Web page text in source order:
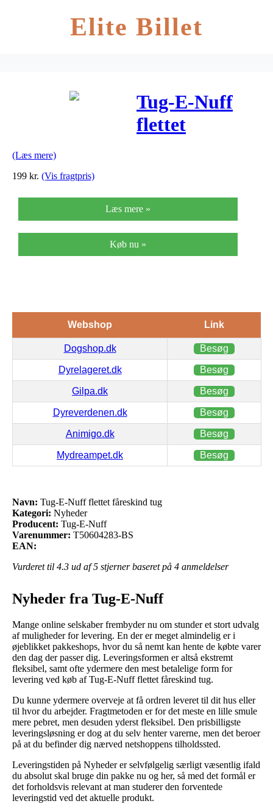
Elite Billet
Tug-E-Nuff
flettet
(Læs mere)
199 kr. (Vis fragtpris)
Læs mere »
Køb nu »
Webshop Link
Dogshop.dk Besøg
Dyrelageret.dk Besøg
Gilpa.dk Besøg
Dyreverdenen.dk Besøg
Animigo.dk Besøg
Mydreampet.dk Besøg
Navn: Tug-E-Nuff flettet fåreskind tug
Kategori: Nyheder
Producent: Tug-E-Nuff
Varenummer: T50604283-BS
EAN:
Vurderet til 4.3 ud af 5 stjerner baseret på 4 anmeldelser
Nyheder fra Tug-E-Nuff
Mange online selskaber frembyder nu om stunder et stort udvalg
af muligheder for levering. En der er meget almindelig er i
øjeblikket pakkeshops, hvor du så nemt kan hente de købte varer
den dag der passer dig. Leveringsformen er altså ekstremt
fleksibel, samt ofte ydermere den mest betalelige form for
levering ved køb af Tug-E-Nuff flettet fåreskind tug.
Du kunne ydermere overveje at få ordren leveret til dit hus eller
til hvor du arbejder. Fragtmetoden er for det meste en lille smule
mere pebret, men desuden yderst fleksibel. Den prisbilligste
leveringsløsning er dog at du selv henter varerne, men det beroer
på at du befinder dig nærved netshoppens tilholdssted.
Leveringstiden på Nyheder er selvfølgelig særligt væsentlig ifald
du absolut skal bruge din pakke nu og her, så med det formål er
det forholdsvis relevant at man studerer den forventede
leveringstid ved det aktuelle produkt.